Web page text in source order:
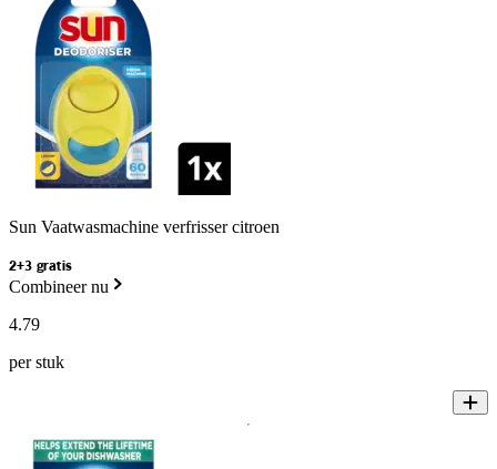
Sun Vaatwasmachine verfrisser citroen
2+3 gratis
Combineer nu
4.79
per stuk